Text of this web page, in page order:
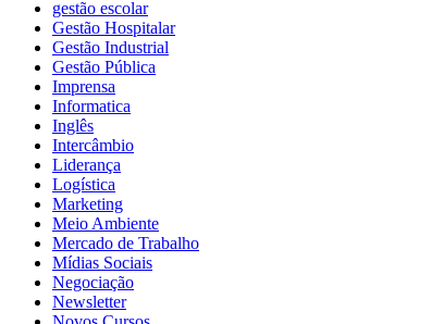
gestão escolar
Gestão Hospitalar
Gestão Industrial
Gestão Pública
Imprensa
Informatica
Inglês
Intercâmbio
Liderança
Logística
Marketing
Meio Ambiente
Mercado de Trabalho
Mídias Sociais
Negociação
Newsletter